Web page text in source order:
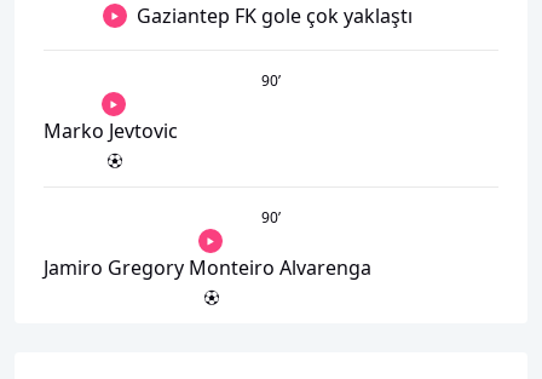
Gaziantep FK gole çok yaklaştı
90’
Marko Jevtovic
90’
Jamiro Gregory Monteiro Alvarenga